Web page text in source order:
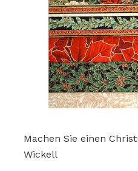
Machen Sie einen
Wickell